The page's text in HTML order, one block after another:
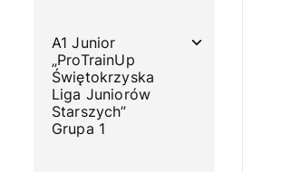
A1 Junior
„ProTrainUp
Świętokrzyska
Liga Juniorów
Starszych”
Grupa 1